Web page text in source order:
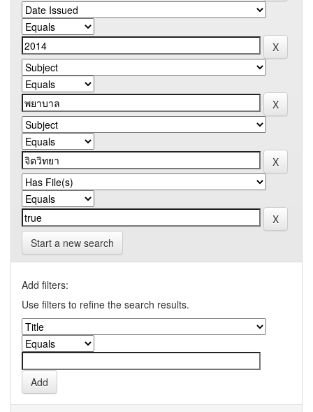
Start a new search
Add filters:
Use filters to refine the search results.